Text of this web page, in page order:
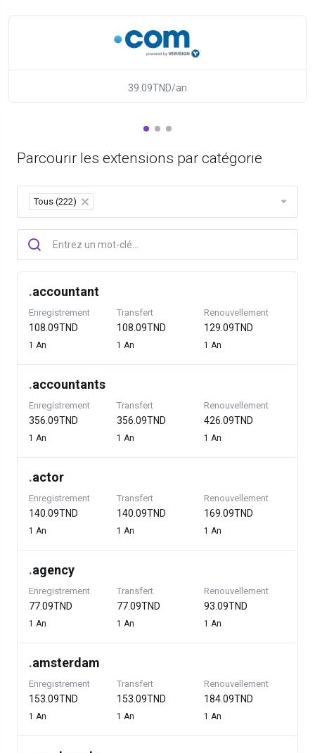
39.09TND/an
Parcourir les extensions par catégorie
Tous (222) ×
.accountant
Enregistrement
108.09TND
1 An
Transfert
108.09TND
1 An
Renouvellement
129.09TND
1 An
.accountants
Enregistrement
356.09TND
1 An
Transfert
356.09TND
1 An
Renouvellement
426.09TND
1 An
.actor
Enregistrement
140.09TND
1 An
Transfert
140.09TND
1 An
Renouvellement
169.09TND
1 An
.agency
Enregistrement
77.09TND
1 An
Transfert
77.09TND
1 An
Renouvellement
93.09TND
1 An
.amsterdam
Enregistrement
153.09TND
1 An
Transfert
153.09TND
1 An
Renouvellement
184.09TND
1 An